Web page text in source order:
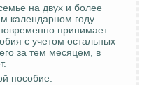
на двух и более
календарном году
принимает
с учетом остальных
за тем месяцем, в
пособие: